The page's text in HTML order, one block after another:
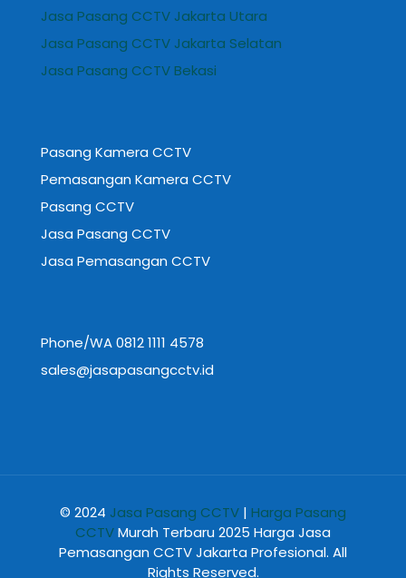
Jasa Pasang CCTV Jakarta Utara
Jasa Pasang CCTV Jakarta Selatan
Jasa Pasang CCTV Bekasi
Pasang Kamera CCTV
Pemasangan Kamera CCTV
Pasang CCTV
Jasa Pasang CCTV
Jasa Pemasangan CCTV
Phone/WA 0812 1111 4578
sales@jasapasangcctv.id
© 2024 Jasa Pasang CCTV | Harga Pasang
CCTVMurah Terbaru 2025 Harga Jasa
Pemasangan CCTV Jakarta Profesional. All
Rights Reserved.